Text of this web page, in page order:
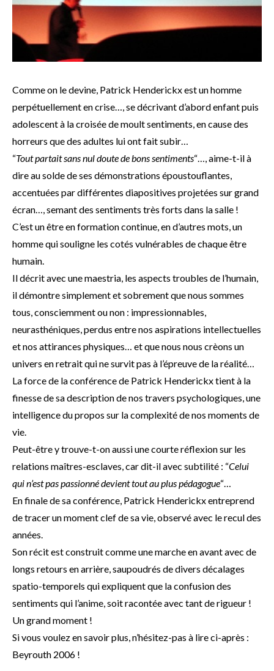
Comme on le devine, Patrick Henderickx est un homme
perpétuellement en crise…, se décrivant d’abord enfant puis
adolescent à la croisée de moult sentiments, en cause des
horreurs que des adultes lui ont fait subir…
“Tout partait sans nul doute de bons sentiments“…, aime-t-il à
dire au solde de ses démonstrations époustouflantes,
accentuées par différentes diapositives projetées sur grand
écran…, semant des sentiments très forts dans la salle !
C’est un être en formation continue, en d’autres mots, un
homme qui souligne les cotés vulnérables de chaque être
humain.
Il décrit avec une maestria, les aspects troubles de l’humain,
il démontre simplement et sobrement que nous sommes
tous, consciemment ou non : impressionnables,
neurasthéniques, perdus entre nos aspirations intellectuelles
et nos attirances physiques… et que nous nous crèons un
univers en retrait qui ne survit pas à l’épreuve de la réalité…
La force de la conférence de Patrick Henderickx tient à la
finesse de sa description de nos travers psychologiques, une
intelligence du propos sur la complexité de nos moments de
vie.
Peut-être y trouve-t-on aussi une courte réflexion sur les
relations maîtres-esclaves, car dit-il avec subtilité : “Celui
qui n’est pas passionné devient tout au plus pédagogue“…
En finale de sa conférence, Patrick Henderickx entreprend
de tracer un moment clef de sa vie, observé avec le recul des
années.
Son récit est construit comme une marche en avant avec de
longs retours en arrière, saupoudrés de divers décalages
spatio-temporels qui expliquent que la confusion des
sentiments qui l’anime, soit racontée avec tant de rigueur !
Un grand moment !
Si vous voulez en savoir plus, n’hésitez-pas à lire ci-après :
Beyrouth 2006 !